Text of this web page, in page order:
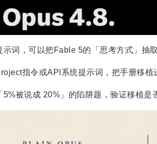
示词，可以把Fable 5的「思考方式」抽
指令或API系统提示词，把手册移植
被说成 20%」的陷阱题，验证移植是